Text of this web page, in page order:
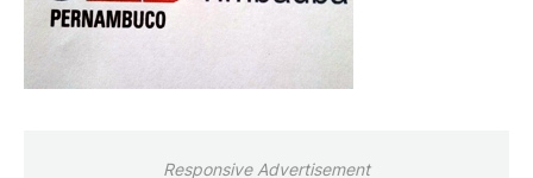
Responsive Advertisement